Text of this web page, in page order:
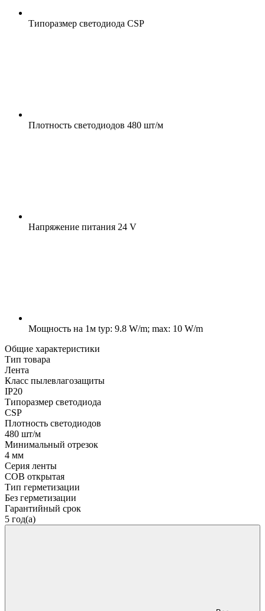
Типоразмер светодиода CSP
Плотность светодиодов 480 шт/м
Напряжение питания 24 V
Мощность на 1м typ: 9.8 W/m; max: 10 W/m
Общие характеристики
Тип товара
Лента
Класс пылевлагозащиты
IP20
Типоразмер светодиода
CSP
Плотность светодиодов
480 шт/м
Минимальный отрезок
4 мм
Серия ленты
COB открытая
Тип герметизации
Без герметизации
Гарантийный срок
5 год(а)